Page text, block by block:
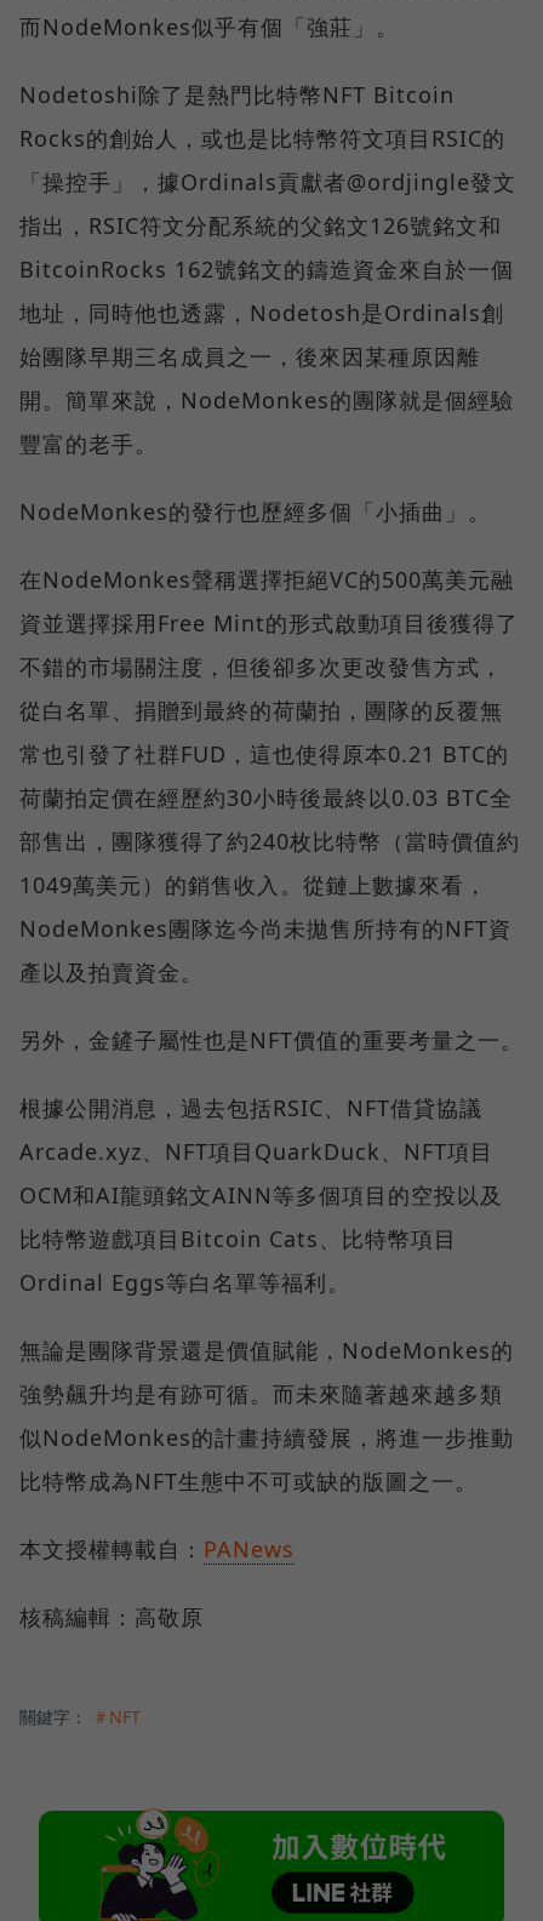
而NodeMonkes似乎有個「強莊」。
Nodetoshi除了是熱門比特幣NFT Bitcoin
Rocks的創始人，或也是比特幣符文項目RSIC的
「操控手」，據Ordinals貢獻者@ordjingle發文
指出，RSIC符文分配系統的父銘文126號銘文和
BitcoinRocks 162號銘文的鑄造資金來自於一個
地址，同時他也透露，Nodetosh是Ordinals創
始團隊早期三名成員之一，後來因某種原因離
開。簡單來說，NodeMonkes的團隊就是個經驗
豐富的老手。
NodeMonkes的發行也歷經多個「小插曲」。
在NodeMonkes聲稱選擇拒絕VC的500萬美元融
資並選擇採用Free Mint的形式啟動項目後獲得了
不錯的市場關注度，但後卻多次更改發售方式，
從白名單、捐贈到最終的荷蘭拍，團隊的反覆無
常也引發了社群FUD，這也使得原本0.21 BTC的
荷蘭拍定價在經歷約30小時後最終以0.03 BTC全
部售出，團隊獲得了約240枚比特幣（當時價值約
1049萬美元）的銷售收入。從鏈上數據來看，
NodeMonkes團隊迄今尚未拋售所持有的NFT資
產以及拍賣資金。
另外，金鏟子屬性也是NFT價值的重要考量之一。
根據公開消息，過去包括RSIC、NFT借貸協議
Arcade.xyz、NFT項目QuarkDuck、NFT項目
OCM和AI龍頭銘文AINN等多個項目的空投以及
比特幣遊戲項目Bitcoin Cats、比特幣項目
Ordinal Eggs等白名單等福利。
無論是團隊背景還是價值賦能，NodeMonkes的
強勢飆升均是有跡可循。而未來隨著越來越多類
似NodeMonkes的計畫持續發展，將進一步推動
比特幣成為NFT生態中不可或缺的版圖之一。
本文授權轉載自： PANews
核稿編輯：高敬原
關鍵字： ＃NFT